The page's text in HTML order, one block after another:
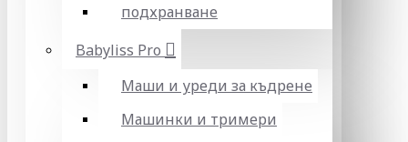
подхранване
Babyliss Pro
Маши и уреди за къдрене
Машинки и тримери